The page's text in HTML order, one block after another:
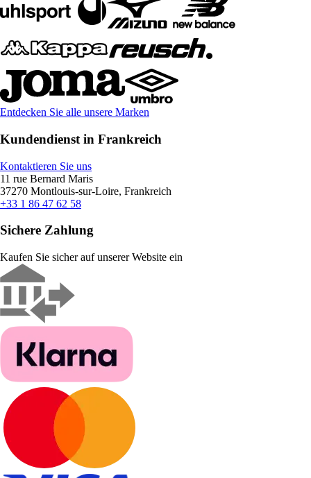
Entdecken Sie alle unsere Marken
Kundendienst in Frankreich
Kontaktieren Sie uns
11 rue Bernard Maris
37270 Montlouis-sur-Loire, Frankreich
+33 1 86 47 62 58
Sichere Zahlung
Kaufen Sie sicher auf unserer Website ein